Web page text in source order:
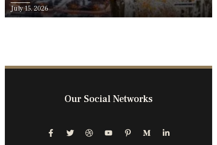
July 15, 2026
Our Social Networks